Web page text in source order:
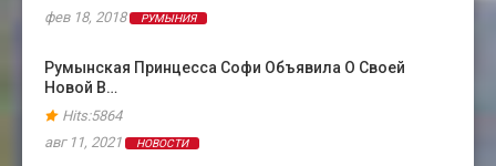
фев 18, 2018
РУМЫНИЯ
Румынская Принцесса Софи Объявила О Своей
Новой В…
Hits:5864
авг 11, 2021
НОВОСТИ